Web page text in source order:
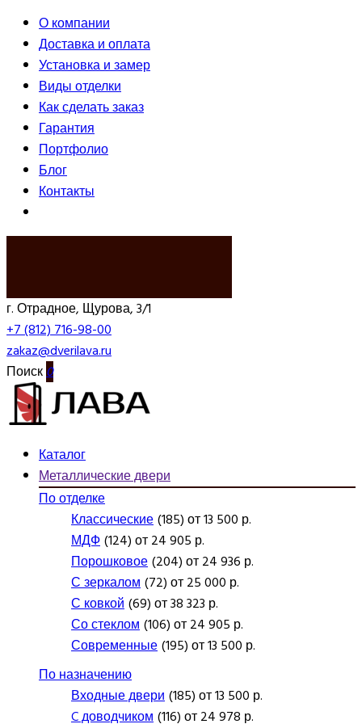
О компании
Доставка и оплата
Установка и замер
Виды отделки
Как сделать заказ
Гарантия
Портфолио
Блог
Контакты
г. Отрадное, Щурова, 3/1
+7 (812) 716-98-00
zakaz@dverilava.ru
Поиск0
Каталог
Металлические двери
По отделке
Классические(185) от 13 500 р.
МДФ(124) от 24 905 р.
Порошковое(204) от 24 936 р.
С зеркалом(72) от 25 000 р.
С ковкой(69) от 38 323 р.
Со стеклом(106) от 24 905 р.
Современные(195) от 13 500 р.
По назначению
Входные двери(185) от 13 500 р.
C доводчиком(116) от 24 978 р.